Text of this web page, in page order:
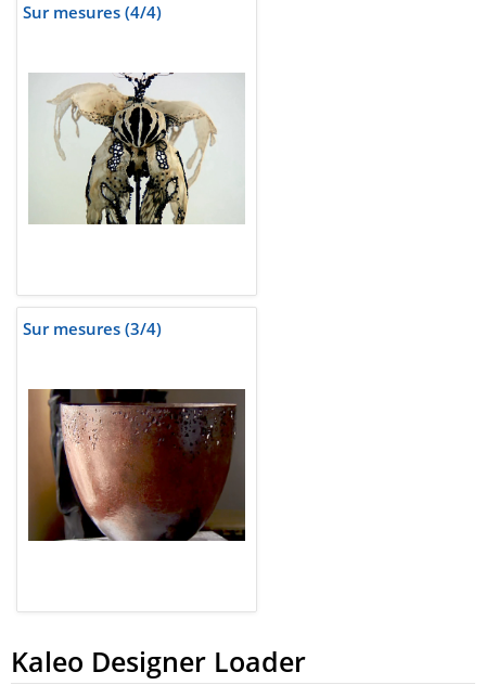
Sur mesures (4/4)
Sur mesures (3/4)
Kaleo Designer Loader